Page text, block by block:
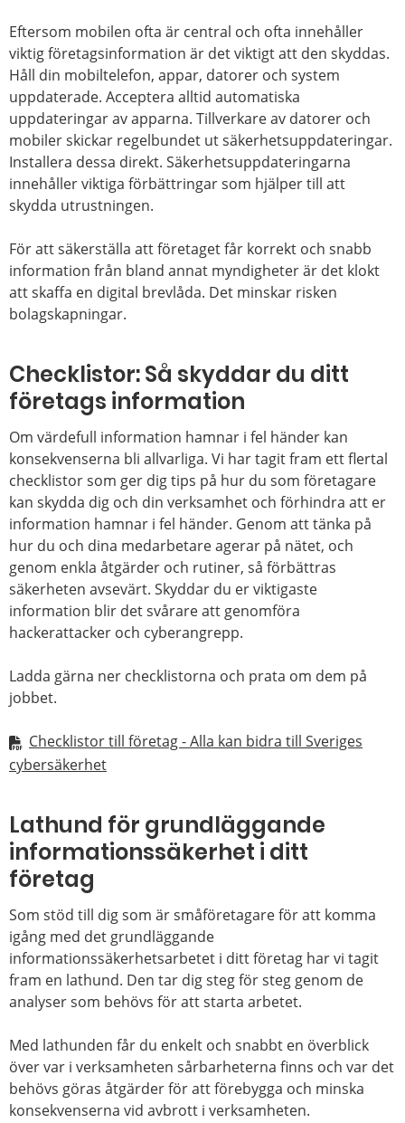
Eftersom mobilen ofta är central och ofta innehåller
viktig företagsinformation är det viktigt att den skyddas.
Håll din mobiltelefon, appar, datorer och system
uppdaterade. Acceptera alltid automatiska
uppdateringar av apparna. Tillverkare av datorer och
mobiler skickar regelbundet ut säkerhetsuppdateringar.
Installera dessa direkt. Säkerhetsuppdateringarna
innehåller viktiga förbättringar som hjälper till att
skydda utrustningen.
För att säkerställa att företaget får korrekt och snabb
information från bland annat myndigheter är det klokt
att skaffa en digital brevlåda. Det minskar risken
bolagskapningar.
Checklistor: Så skyddar du ditt
företags information
Om värdefull information hamnar i fel händer kan
konsekvenserna bli allvarliga. Vi har tagit fram ett flertal
checklistor som ger dig tips på hur du som företagare
kan skydda dig och din verksamhet och förhindra att er
information hamnar i fel händer. Genom att tänka på
hur du och dina medarbetare agerar på nätet, och
genom enkla åtgärder och rutiner, så förbättras
säkerheten avsevärt. Skyddar du er viktigaste
information blir det svårare att genomföra
hackerattacker och cyberangrepp.
Ladda gärna ner checklistorna och prata om dem på
jobbet.
Checklistor till företag - Alla kan bidra till Sveriges
cybersäkerhet
Lathund för grundläggande
informationssäkerhet i ditt
företag
Som stöd till dig som är småföretagare för att komma
igång med det grundläggande
informationssäkerhetsarbetet i ditt företag har vi tagit
fram en lathund. Den tar dig steg för steg genom de
analyser som behövs för att starta arbetet.
Med lathunden får du enkelt och snabbt en överblick
över var i verksamheten sårbarheterna finns och var det
behövs göras åtgärder för att förebygga och minska
konsekvenserna vid avbrott i verksamheten.